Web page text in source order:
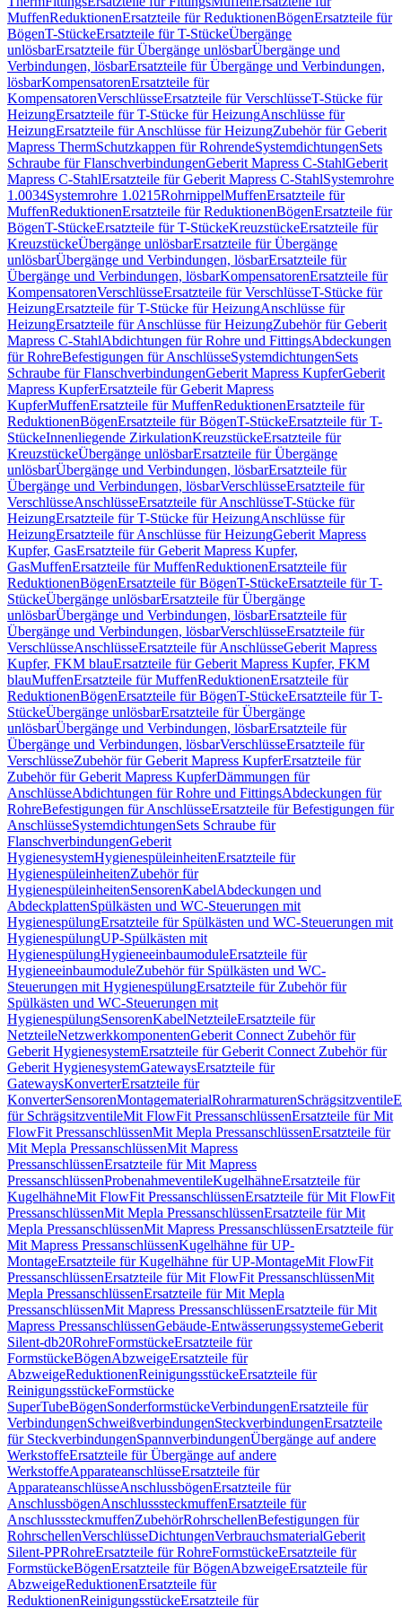
MuffenReduktionenErsatzteile für ReduktionenBögenErsatzteile für
BögenT-StückeErsatzteile für T-StückeÜbergänge
unlösbarErsatzteile für Übergänge unlösbarÜbergänge und
Verbindungen, lösbarErsatzteile für Übergänge und Verbindungen,
lösbarKompensatorenErsatzteile für
KompensatorenVerschlüsseErsatzteile für VerschlüsseT-Stücke für
HeizungErsatzteile für T-Stücke für HeizungAnschlüsse für
HeizungErsatzteile für Anschlüsse für HeizungZubehör für Geberit
Mapress ThermSchutzkappen für RohrendeSystemdichtungenSets
Schraube für FlanschverbindungenGeberit Mapress C-StahlGeberit
Mapress C-StahlErsatzteile für Geberit Mapress C-StahlSystemrohre
1.0034Systemrohre 1.0215RohrnippelMuffenErsatzteile für
MuffenReduktionenErsatzteile für ReduktionenBögenErsatzteile für
BögenT-StückeErsatzteile für T-StückeKreuzstückeErsatzteile für
KreuzstückeÜbergänge unlösbarErsatzteile für Übergänge
unlösbarÜbergänge und Verbindungen, lösbarErsatzteile für
Übergänge und Verbindungen, lösbarKompensatorenErsatzteile für
KompensatorenVerschlüsseErsatzteile für VerschlüsseT-Stücke für
HeizungErsatzteile für T-Stücke für HeizungAnschlüsse für
HeizungErsatzteile für Anschlüsse für HeizungZubehör für Geberit
Mapress C-StahlAbdichtungen für Rohre und FittingsAbdeckungen
für RohreBefestigungen für AnschlüsseSystemdichtungenSets
Schraube für FlanschverbindungenGeberit Mapress KupferGeberit
Mapress KupferErsatzteile für Geberit Mapress
KupferMuffenErsatzteile für MuffenReduktionenErsatzteile für
ReduktionenBögenErsatzteile für BögenT-StückeErsatzteile für T-
StückeInnenliegende ZirkulationKreuzstückeErsatzteile für
KreuzstückeÜbergänge unlösbarErsatzteile für Übergänge
unlösbarÜbergänge und Verbindungen, lösbarErsatzteile für
Übergänge und Verbindungen, lösbarVerschlüsseErsatzteile für
VerschlüsseAnschlüsseErsatzteile für AnschlüsseT-Stücke für
HeizungErsatzteile für T-Stücke für HeizungAnschlüsse für
HeizungErsatzteile für Anschlüsse für HeizungGeberit Mapress
Kupfer, GasErsatzteile für Geberit Mapress Kupfer,
GasMuffenErsatzteile für MuffenReduktionenErsatzteile für
ReduktionenBögenErsatzteile für BögenT-StückeErsatzteile für T-
StückeÜbergänge unlösbarErsatzteile für Übergänge
unlösbarÜbergänge und Verbindungen, lösbarErsatzteile für
Übergänge und Verbindungen, lösbarVerschlüsseErsatzteile für
VerschlüsseAnschlüsseErsatzteile für AnschlüsseGeberit Mapress
Kupfer, FKM blauErsatzteile für Geberit Mapress Kupfer, FKM
blauMuffenErsatzteile für MuffenReduktionenErsatzteile für
ReduktionenBögenErsatzteile für BögenT-StückeErsatzteile für T-
StückeÜbergänge unlösbarErsatzteile für Übergänge
unlösbarÜbergänge und Verbindungen, lösbarErsatzteile für
Übergänge und Verbindungen, lösbarVerschlüsseErsatzteile für
VerschlüsseZubehör für Geberit Mapress KupferErsatzteile für
Zubehör für Geberit Mapress KupferDämmungen für
AnschlüsseAbdichtungen für Rohre und FittingsAbdeckungen für
RohreBefestigungen für AnschlüsseErsatzteile für Befestigungen für
AnschlüsseSystemdichtungenSets Schraube für
FlanschverbindungenGeberit
HygienesystemHygienespüleinheitenErsatzteile für
HygienespüleinheitenZubehör für
HygienespüleinheitenSensorenKabelAbdeckungen und
AbdeckplattenSpülkästen und WC-Steuerungen mit
HygienespülungErsatzteile für Spülkästen und WC-Steuerungen mit
HygienespülungUP-Spülkästen mit
HygienespülungHygieneeinbaumoduleErsatzteile für
HygieneeinbaumoduleZubehör für Spülkästen und WC-
Steuerungen mit HygienespülungErsatzteile für Zubehör für
Spülkästen und WC-Steuerungen mit
HygienespülungSensorenKabelNetzteileErsatzteile für
NetzteileNetzwerkkomponentenGeberit Connect Zubehör für
Geberit HygienesystemErsatzteile für Geberit Connect Zubehör für
Geberit HygienesystemGatewaysErsatzteile für
GatewaysKonverterErsatzteile für
KonverterSensorenMontagematerialRohrarmaturenSchrägsitzventile
für SchrägsitzventileMit FlowFit PressanschlüssenErsatzteile für Mit
FlowFit PressanschlüssenMit Mepla PressanschlüssenErsatzteile für
Mit Mepla PressanschlüssenMit Mapress
PressanschlüssenErsatzteile für Mit Mapress
PressanschlüssenProbenahmeventileKugelhähneErsatzteile für
KugelhähneMit FlowFit PressanschlüssenErsatzteile für Mit FlowFit
PressanschlüssenMit Mepla PressanschlüssenErsatzteile für Mit
Mepla PressanschlüssenMit Mapress PressanschlüssenErsatzteile für
Mit Mapress PressanschlüssenKugelhähne für UP-
MontageErsatzteile für Kugelhähne für UP-MontageMit FlowFit
PressanschlüssenErsatzteile für Mit FlowFit PressanschlüssenMit
Mepla PressanschlüssenErsatzteile für Mit Mepla
PressanschlüssenMit Mapress PressanschlüssenErsatzteile für Mit
Mapress PressanschlüssenGebäude-EntwässerungssystemeGeberit
Silent-db20RohreFormstückeErsatzteile für
FormstückeBögenAbzweigeErsatzteile für
AbzweigeReduktionenReinigungsstückeErsatzteile für
ReinigungsstückeFormstücke
SuperTubeBögenSonderformstückeVerbindungenErsatzteile für
VerbindungenSchweißverbindungenSteckverbindungenErsatzteile
für SteckverbindungenSpannverbindungenÜbergänge auf andere
WerkstoffeErsatzteile für Übergänge auf andere
WerkstoffeApparateanschlüsseErsatzteile für
ApparateanschlüsseAnschlussbögenErsatzteile für
AnschlussbögenAnschlusssteckmuffenErsatzteile für
AnschlusssteckmuffenZubehörRohrschellenBefestigungen für
RohrschellenVerschlüsseDichtungenVerbrauchsmaterialGeberit
Silent-PPRohreErsatzteile für RohreFormstückeErsatzteile für
FormstückeBögenErsatzteile für BögenAbzweigeErsatzteile für
AbzweigeReduktionenErsatzteile für
ReduktionenReinigungsstückeErsatzteile für